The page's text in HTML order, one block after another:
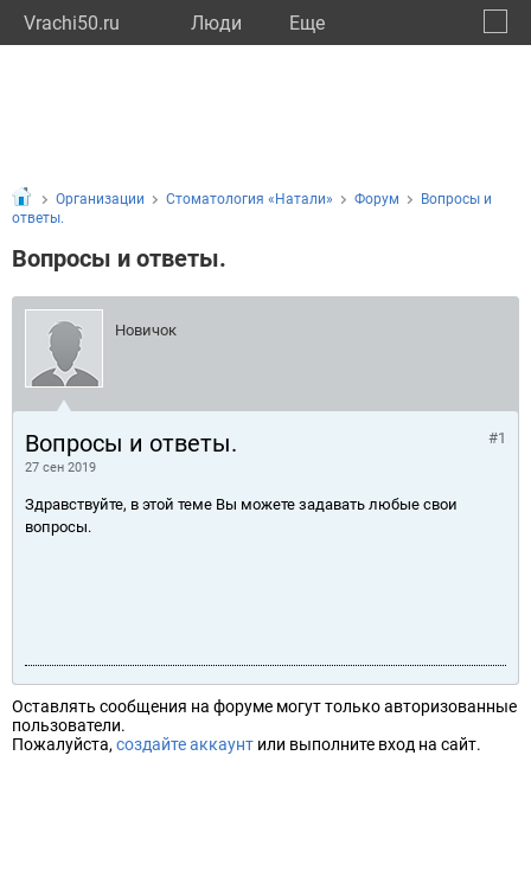
Vrachi50.ru Люди Eще
Организации Стоматология «Натали» Форум
Вопросы и
ответы.
Вопросы и ответы.
Новичок
Вопросы и ответы.
27 сен 2019
#1
Здравствуйте, в этой теме Вы можете задавать любые свои
вопросы.
Оставлять сообщения на форуме могут только авторизованные
пользователи.
Пожалуйста, создайте аккаунт или выполните вход на сайт.